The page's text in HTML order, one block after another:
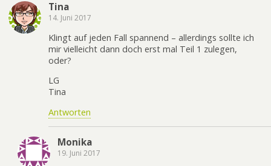
Tina
14. Juni 2017
Klingt auf jeden Fall spannend – allerdings sollte ich
mir vielleicht dann doch erst mal Teil 1 zulegen,
oder?
LG
Tina
Antworten
Monika
19. Juni 2017